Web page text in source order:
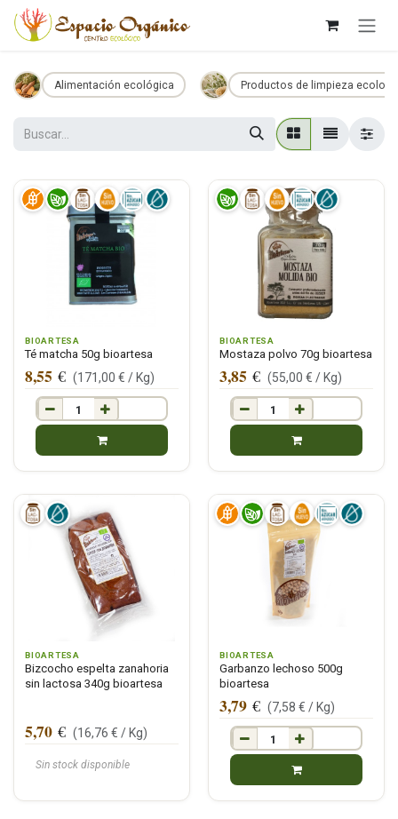
Ir al contenido
Alimentación ecológica Productos de limpieza
BIOARTESA
Té matcha 50g bioartesa
8,55 € (171,00 € / Kg)
BIOARTESA
Mostaza polvo 70g bioartesa
3,85 € (55,00 € / Kg)
BIOARTESA
Bizcocho espelta zanahoria
sin lactosa 340g bioartesa
Sin stock disponible
5,70 € (16,76 € / Kg)
BIOARTESA
Garbanzo lechoso 500g
bioartesa
3,79 € (7,58 € / Kg)